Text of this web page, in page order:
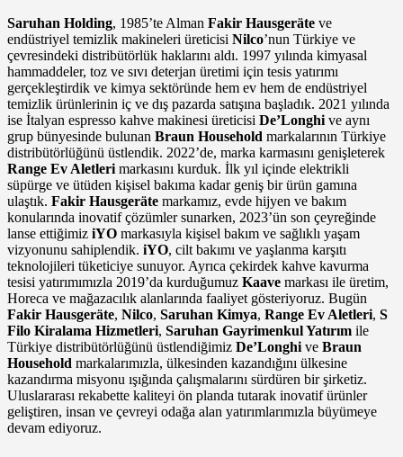
Saruhan Holding, 1985’te Alman Fakir Hausgeräte ve
endüstriyel temizlik makineleri üreticisi Nilco’nun Türkiye ve
çevresindeki distribütörlük haklarını aldı. 1997 yılında kimyasal
hammaddeler, toz ve sıvı deterjan üretimi için tesis yatırımı
gerçekleştirdik ve kimya sektöründe hem ev hem de endüstriyel
temizlik ürünlerinin iç ve dış pazarda satışına başladık. 2021 yılında
ise İtalyan espresso kahve makinesi üreticisi De’Longhi ve aynı
grup bünyesinde bulunan Braun Household markalarının Türkiye
distribütörlüğünü üstlendik. 2022’de, marka karmasını genişleterek
Range Ev Aletleri markasını kurduk. İlk yıl içinde elektrikli
süpürge ve ütüden kişisel bakıma kadar geniş bir ürün gamına
ulaştık. Fakir Hausgeräte markamız, evde hijyen ve bakım
konularında inovatif çözümler sunarken, 2023’ün son çeyreğinde
lanse ettiğimiz iYO markasıyla kişisel bakım ve sağlıklı yaşam
vizyonunu sahiplendik. iYO, cilt bakımı ve yaşlanma karşıtı
teknolojileri tüketiciye sunuyor. Ayrıca çekirdek kahve kavurma
tesisi yatırımımızla 2019’da kurduğumuz Kaave markası ile üretim,
Horeca ve mağazacılık alanlarında faaliyet gösteriyoruz. Bugün
Fakir Hausgeräte, Nilco, Saruhan Kimya, Range Ev Aletleri, S
Filo Kiralama Hizmetleri, Saruhan Gayrimenkul Yatırım ile
Türkiye distribütörlüğünü üstlendiğimiz De’Longhi ve Braun
Household markalarımızla, ülkesinden kazandığını ülkesine
kazandırma misyonu ışığında çalışmalarını sürdüren bir şirketiz.
Uluslararası rekabette kaliteyi ön planda tutarak inovatif ürünler
geliştiren, insan ve çevreyi odağa alan yatırımlarımızla büyümeye
devam ediyoruz.